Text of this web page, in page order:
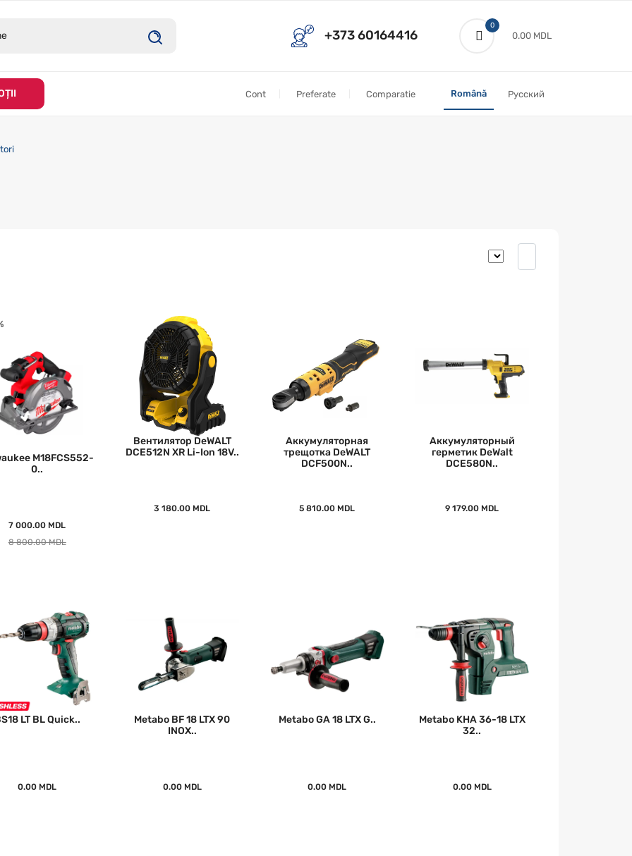
+373 60164416
0
0.00 MDL
Cont Preferate Comparatie Română Русский
M18FCS552-
0..
7 000.00 MDL
8 800.00 MDL
Вентилятор DeWALT
DCE512N XR Li-Ion 18V..
3 180.00 MDL
Аккумуляторная
трещотка DeWALT
DCF500N..
5 810.00 MDL
Аккумуляторный
герметик DeWalt
DCE580N..
9 179.00 MDL
LT BL Quick..
0.00 MDL
Metabo BF 18 LTX 90
INOX..
0.00 MDL
Metabo GA 18 LTX G..
0.00 MDL
Metabo KHA 36-18 LTX
32..
0.00 MDL